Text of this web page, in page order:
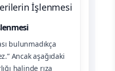
İşlenmesi
bulunmadıkça
Ancak aşağıdaki
halinde rıza